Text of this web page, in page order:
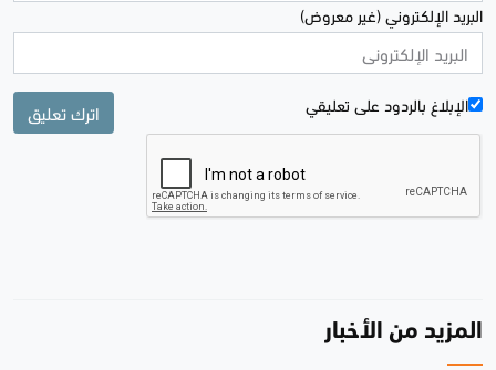
البريد الإلكتروني (غير معروض)
الإبلاغ بالردود علی تعليقي اترك تعليق
المزيد من الأخبار